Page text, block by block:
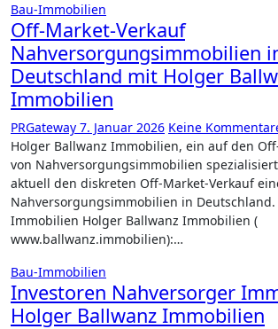
Bau-Immobilien
Off-Market-Verkauf
Nahversorgungsimmobilien
Deutschland mit Holger
Immobilien
PRGateway 7. Januar 2026 Keine
Holger Ballwanz Immobilien, ein auf den Off-Market-Verkauf
von Nahversorgungsimmobilien
aktuell den diskreten Off-Market-Verkauf
Nahversorgungsimmobilien in Deutschland.
Immobilien Holger Ballwanz Immobilien (
www.ballwanz.immobilien):…
Bau-Immobilien
Investoren Nahversorger
Holger Ballwanz Immobilien